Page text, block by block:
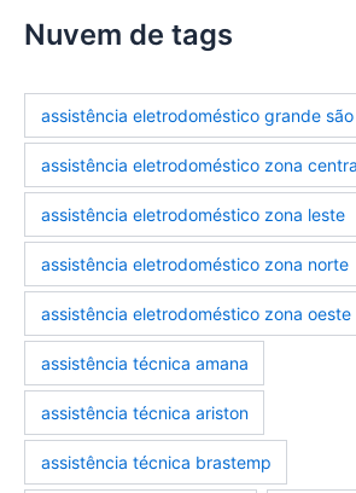
Nuvem de tags
assistência eletrodoméstico grande
assistência eletrodoméstico zona
assistência eletrodoméstico zona leste
assistência eletrodoméstico zona norte
assistência eletrodoméstico zona oeste
assistência técnica amana
assistência técnica ariston
assistência técnica brastemp